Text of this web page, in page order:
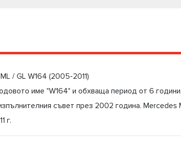
/ GL W164 (2005-2011)
име "W164" и обхваща период от 6
съвет през 2002 година. Mercedes
г.
компресори, амортисьори за
качествени части за Вашия Мерцедес ML / GL